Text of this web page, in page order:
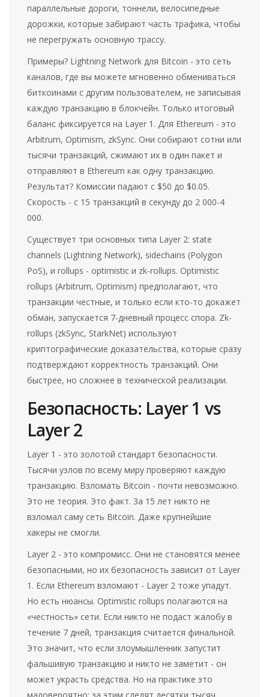
параллельные дороги, тоннели, велосипедные
дорожки, которые забирают часть трафика, чтобы
не перегружать основную трассу.
Примеры? Lightning Network для Bitcoin - это сеть
каналов, где вы можете мгновенно обмениваться
биткоинами с другим пользователем, не записывая
каждую транзакцию в блокчейн. Только итоговый
баланс фиксируется на Layer 1. Для Ethereum - это
Arbitrum, Optimism, zkSync. Они собирают сотни или
тысячи транзакций, сжимают их в один пакет и
отправляют в Ethereum как одну транзакцию.
Результат? Комиссии падают с $50 до $0.05.
Скорость - с 15 транзакций в секунду до 2 000-4
000.
Существует три основных типа Layer 2: state
channels (Lightning Network), sidechains (Polygon
PoS), и rollups - optimistic и zk-rollups. Optimistic
rollups (Arbitrum, Optimism) предполагают, что
транзакции честные, и только если кто-то докажет
обман, запускается 7-дневный процесс спора. Zk-
rollups (zkSync, StarkNet) используют
криптографические доказательства, которые сразу
подтверждают корректность транзакций. Они
быстрее, но сложнее в технической реализации.
Безопасность: Layer 1 vs
Layer 2
Layer 1 - это золотой стандарт безопасности.
Тысячи узлов по всему миру проверяют каждую
транзакцию. Взломать Bitcoin - почти невозможно.
Это не теория. Это факт. За 15 лет никто не
взломал саму сеть Bitcoin. Даже крупнейшие
хакеры не смогли.
Layer 2 - это компромисс. Они не становятся менее
безопасными, но их безопасность зависит от Layer
1. Если Ethereum взломают - Layer 2 тоже упадут.
Но есть нюансы. Optimistic rollups полагаются на
«честность» сети. Если никто не подаст жалобу в
течение 7 дней, транзакция считается финальной.
Это значит, что если злоумышленник запустит
фальшивую транзакцию и никто не заметит - он
может украсть средства. Но на практике это